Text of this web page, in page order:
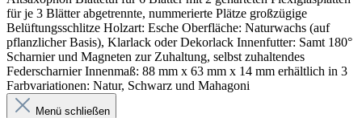
für je 3 Blätter abgetrennte, nummerierte Plätze großzügige
Belüftungsschlitze Holzart: Esche Oberfläche: Naturwachs (auf
pflanzlicher Basis), Klarlack oder Dekorlack Innenfutter: Samt 180°
Scharnier und Magneten zur Zuhaltung, selbst zuhaltendes
Federscharnier Innenmaß: 88 mm x 63 mm x 14 mm erhältlich in 3
Farbvariationen: Natur, Schwarz und Mahagoni
Menü schließen